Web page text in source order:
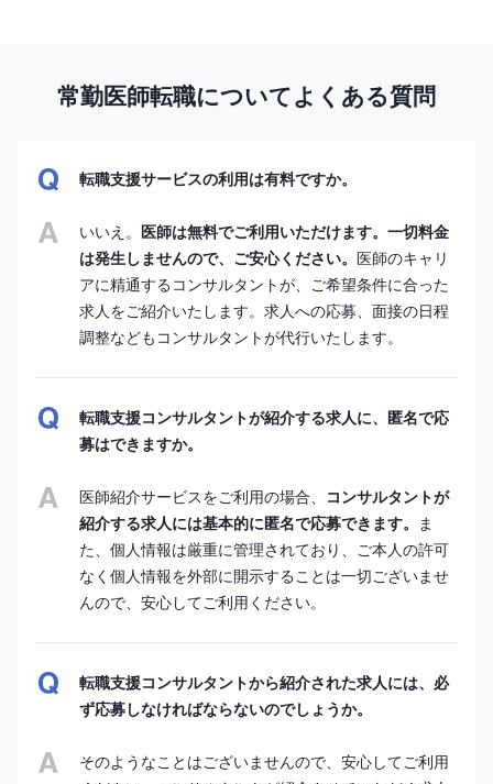
常勤医師転職についてよくある質問
転職支援サービスの利用は有料ですか。
いいえ。 医師は無料でご利用いただけます。一切料金
は発生しませんので、ご安心ください。 医師のキャリ
アに精通するコンサルタントが、ご希望条件に合った
求人をご紹介いたします。求人への応募、面接の日程
調整などもコンサルタントが代行いたします。
転職支援コンサルタントが紹介する求人に、匿名で応
募はできますか。
医師紹介サービスをご利用の場合、
コンサルタントが
紹介する求人には基本的に匿名で応募できます。 ま
た、個人情報は厳重に管理されており、ご本人の許可
なく個人情報を外部に開示することは一切ございませ
んので、安心してご利用ください。
転職支援コンサルタントから紹介された求人には、必
ず応募しなければならないのでしょうか。
そのようなことはございませんので、安心してご利用